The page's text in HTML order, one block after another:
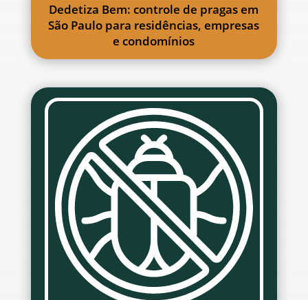
Dedetiza Bem: controle de pragas em
São Paulo para residências, empresas
e condomínios